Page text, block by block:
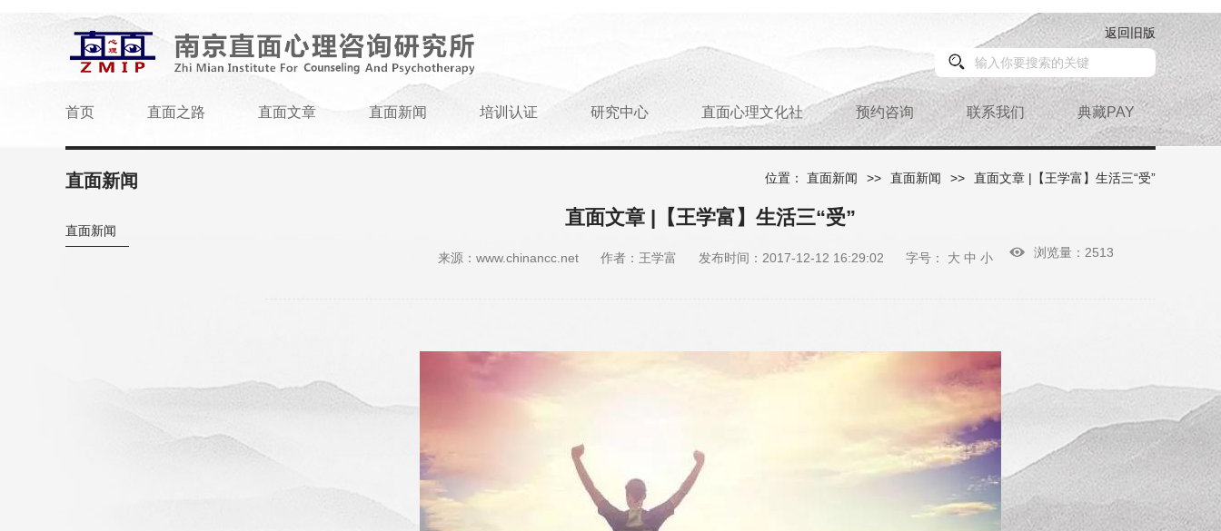
返回旧版
首页 直面之路 直面文章 直面新闻 培训认证 研究中心 直面心理文化社 预约咨询 联系我们 典藏PAY
直面新闻
直面新闻
位置： 直面新闻 >> 直面新闻 >> 直面文章 |【王学富】生活三“受”
直面文章 |【王学富】生活三“受”
浏览量：2513
来源：www.chinancc.net 作者：王学富 发布时间：2017-12-12 16:29:02 字号： 大 中 小